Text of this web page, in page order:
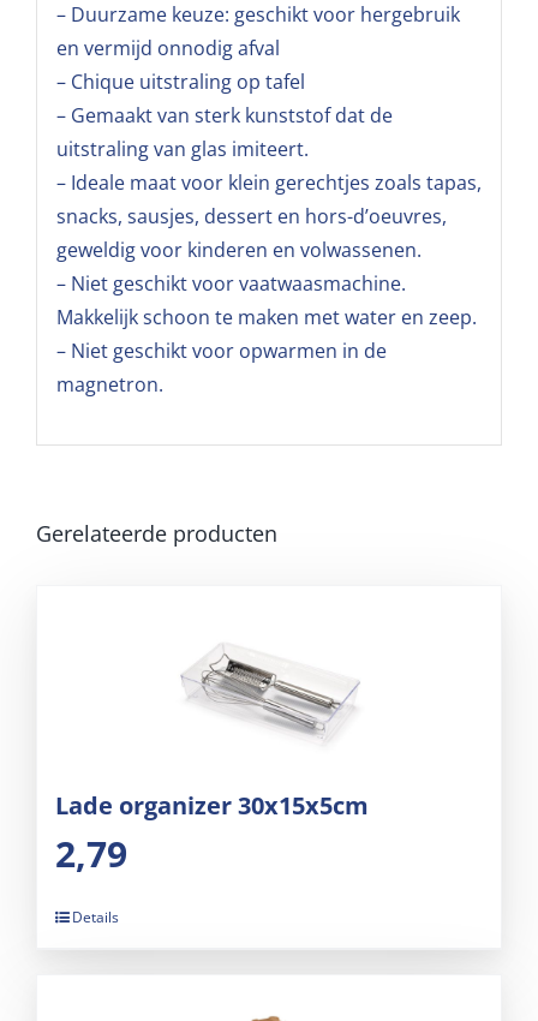
– Duurzame keuze: geschikt voor hergebruik
en vermijd onnodig afval
– Chique uitstraling op tafel
– Gemaakt van sterk kunststof dat de
uitstraling van glas imiteert.
– Ideale maat voor klein gerechtjes zoals tapas,
snacks, sausjes, dessert en hors-d’oeuvres,
geweldig voor kinderen en volwassenen.
– Niet geschikt voor vaatwaasmachine.
Makkelijk schoon te maken met water en zeep.
– Niet geschikt voor opwarmen in de
magnetron.
Gerelateerde producten
Lade organizer 30x15x5cm
2,79
Details